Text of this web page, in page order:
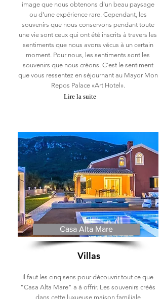
image que nous obtenons d'un beau paysage
ou d'une expérience rare. Cependant, les
souvenirs que nous conservons pendant toute
une vie sont ceux qui ont été inscrits à travers les
sentiments que nous avons vécus à un certain
moment. Pour nous, les sentiments sont les
souvenirs que nous créons. C'est le sentiment
que vous ressentez en séjournant au Mayor Mon
Repos Palace «Art Hotel».
Lire la suite
Casa Alta Mare
Villas
Il faut les cinq sens pour découvrir tout ce que
"Casa Alta Mare" a à offrir. Les souvenirs créés
dans cette luxueuse maison familiale